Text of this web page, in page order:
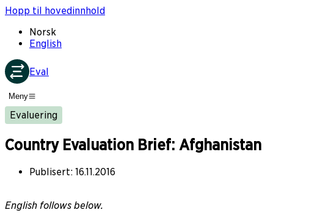
Hopp til hovedinnhold
Norsk
English
Eval
Meny
Evaluering
Country Evaluation Brief: Afghanistan
Publisert: 16.11.2016
English follows below.